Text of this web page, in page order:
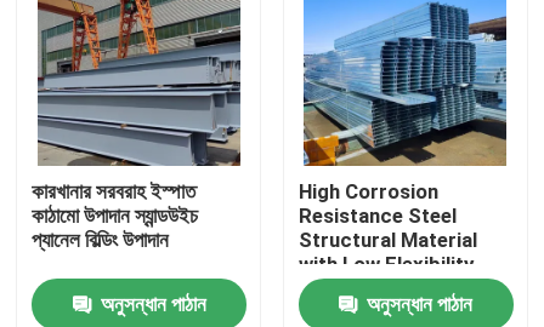
আমাদের সম্বন্ধে
কারখানা পরিদর্শন
গুণমান নিয়ন্ত্রণ
আমাদের সাথে যোগাযোগ
কারখানার সরবরাহ ইস্পাত
কাঠামো উপাদান স্যান্ডউইচ
প্যানেল বিল্ডিং উপাদান
অনুসন্ধান পাঠান
High Corrosion
Resistance Steel
Structural Material
with Low Flexibility
and High Fire
Resistanceঅনুসন্ধান পাঠান